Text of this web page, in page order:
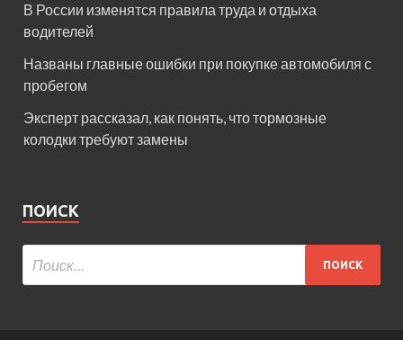
В России изменятся правила труда и отдыха
водителей
Названы главные ошибки при покупке автомобиля с
пробегом
Эксперт рассказал, как понять, что тормозные
колодки требуют замены
ПОИСК